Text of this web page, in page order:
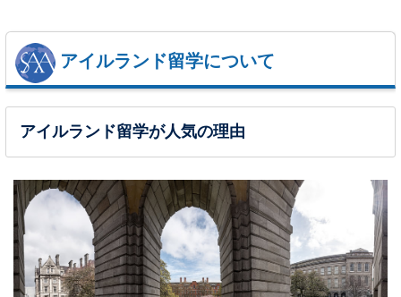
アイルランド留学について
アイルランド留学が人気の理由